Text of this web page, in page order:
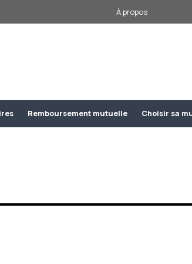
À propos
Remboursement mutuelle Choisir sa